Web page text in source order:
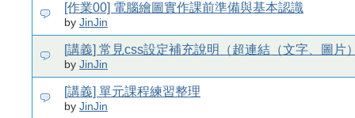
[作業00] 電腦繪圖實作課前準備與基本認識
by JinJin
[講義] 常見css設定補充說明（超連結（文字、圖片
by JinJin
[講義] 單元課程練習整理
by JinJin